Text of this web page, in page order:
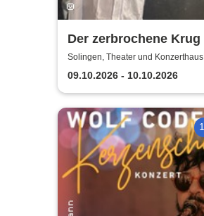
Der zerbrochene Krug
Elbeforum Brunsbüttel
Solingen, Theater und
09.10.2026 - 10.10.2026